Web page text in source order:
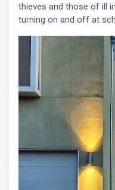
thieves and those of ill
turning on and off at